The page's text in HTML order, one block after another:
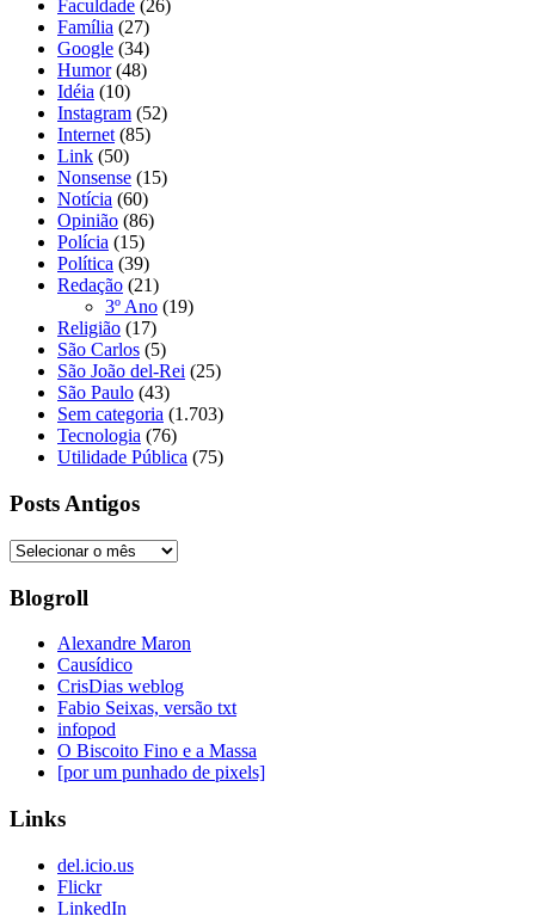
Faculdade (26)
Família (27)
Google (34)
Humor(48)
Idéia (10)
Instagram (52)
Internet (85)
Link (50)
Nonsense (15)
Notícia (60)
Opinião (86)
Polícia (15)
Política (39)
Redação (21)
3º Ano (19)
Religião (17)
São Carlos (5)
São João del-Rei (25)
São Paulo (43)
Sem categoria (1.703)
Tecnologia (76)
Utilidade Pública (75)
Posts Antigos
Posts
Blogroll
Alexandre Maron
Causídico
CrisDias weblog
Fabio Seixas, versão txt
infopod
O Biscoito Fino e a Massa
[por um punhado de pixels]
Links
del.icio.us
Flickr
LinkedIn